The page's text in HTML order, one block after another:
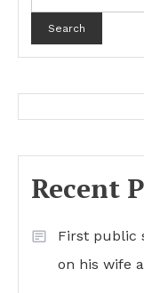
Search
Recent
First public
on his wife